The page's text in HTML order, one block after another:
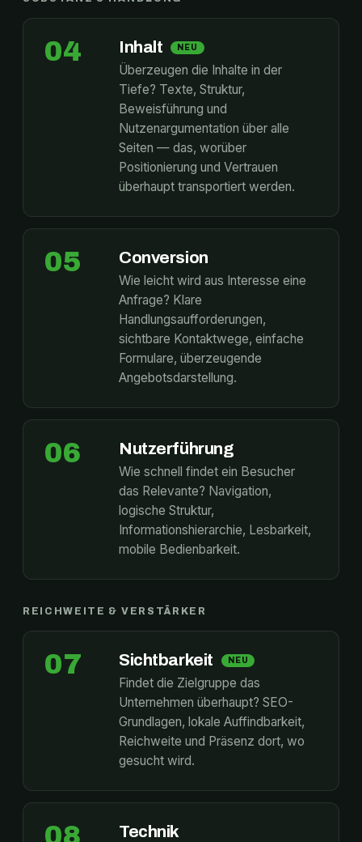
04 Inhalt NEU
Überzeugen die Inhalte in der
Tiefe? Texte, Struktur,
Beweisführung und
Nutzenargumentation über alle
Seiten — das, worüber
Positionierung und Vertrauen
überhaupt transportiert werden.
05 Conversion
Wie leicht wird aus Interesse eine
Anfrage? Klare
Handlungsaufforderungen,
sichtbare Kontaktwege, einfache
Formulare, überzeugende
Angebotsdarstellung.
06 Nutzerführung
Wie schnell findet ein Besucher
das Relevante? Navigation,
logische Struktur,
Informationshierarchie, Lesbarkeit,
mobile Bedienbarkeit.
REICHWEITE & VERSTÄRKER
07 Sichtbarkeit NEU
Findet die Zielgruppe das
Unternehmen überhaupt? SEO-
Grundlagen, lokale Auffindbarkeit,
Reichweite und Präsenz dort, wo
gesucht wird.
08 Technik